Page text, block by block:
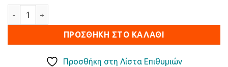
51.20€.είναι:
48.50€.
ΠΡΟΣΘΉΚΗ ΣΤΟ ΚΑΛΆΘΙ
Προσθήκη στη Λίστα Επιθυμιών